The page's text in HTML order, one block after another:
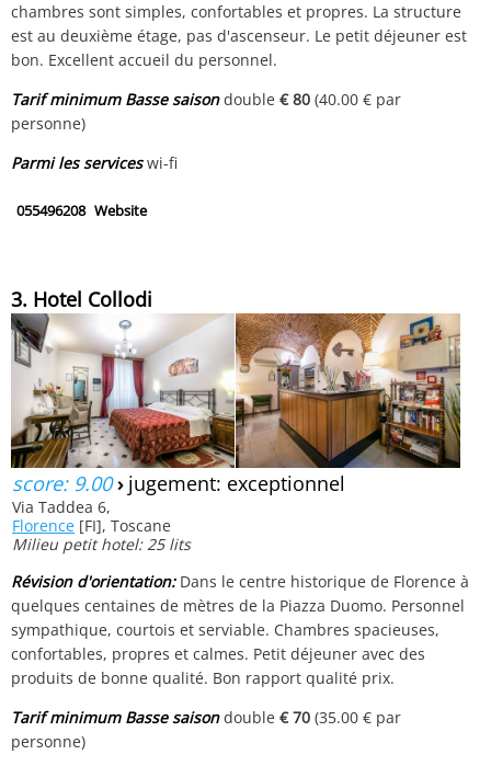
chambres sont simples, confortables et propres. La structure
est au deuxième étage, pas d'ascenseur. Le petit déjeuner est
bon. Excellent accueil du personnel.
Tarif minimum Basse saisondouble€ 80 (40.00 € par
personne)
Parmi les serviceswi-fi
055496208 Website
3. Hotel Collodi
score: 9.00› jugement: exceptionnel
Via Taddea 6,
Florence [FI], Toscane
Milieu petit hotel: 25 lits
Révision d'orientation:Dans le centre historique de Florence à
quelques centaines de mètres de la Piazza Duomo. Personnel
sympathique, courtois et serviable. Chambres spacieuses,
confortables, propres et calmes. Petit déjeuner avec des
produits de bonne qualité. Bon rapport qualité prix.
Tarif minimum Basse saisondouble€ 70 (35.00 € par
personne)